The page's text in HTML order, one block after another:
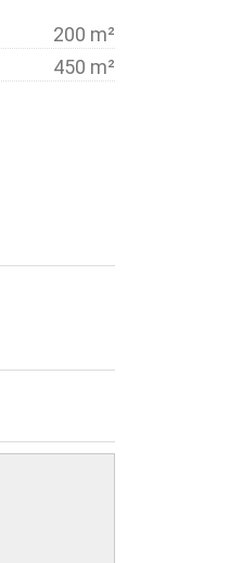
200 m²
450 m²